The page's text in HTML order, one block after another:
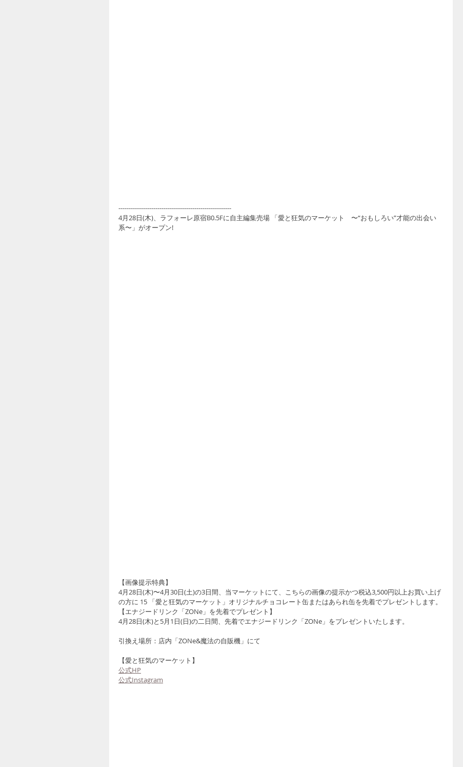
-------------------------------------------------------
4月28日(木)、ラフォーレ原宿B0.5Fに自主編集売場 「愛と狂気のマーケット　〜“おもしろい”才能の出会い
系〜」がオープン!
【画像提示特典】
4月28日(木)〜4月30日(土)の3日間、当マーケットにて、こちらの画像の提示かつ税込3,500円以上お買い上げ
の方に 15 「愛と狂気のマーケット」オリジナルチョコレート缶またはあられ缶を先着でプレゼントします。
【エナジードリンク「ZONe」を先着でプレゼント】
4月28日(木)と5月1日(日)の二日間、先着でエナジードリンク「ZONe」をプレゼントいたします。
引換え場所：店内「ZONe&魔法の自販機」にて
【愛と狂気のマーケット】
公式HP
公式Instagram